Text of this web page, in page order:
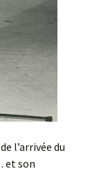
l’arrivée du
et son